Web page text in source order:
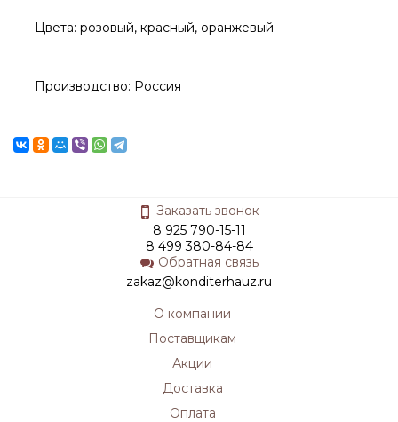
Цвета: розовый, красный, оранжевый
Производство: Россия
Заказать звонок
8 925 790-15-11
8 499 380-84-84
Обратная связь
zakaz@konditerhauz.ru
О компании
Поставщикам
Акции
Доставка
Оплата